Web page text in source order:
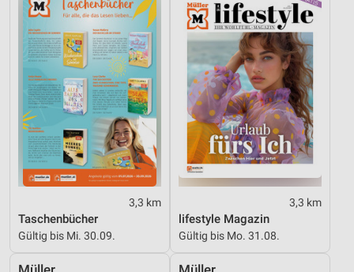
3,3 km
Taschenbücher
Gültig bis Mi. 30.09.
3,3 km
lifestyle Magazin
Gültig bis Mo. 31.08.
Verwendung reduzierter Daten zur Auswahl von
Inhalten
IAB-Besonderheiten:
Verwendung genauer Standortdaten
Geräte anhand von aktiv angeforderten
Informationen identifizieren
Nicht-IAB-Verarbeitungszwecke:
Notwendig
Funktional
Werbung